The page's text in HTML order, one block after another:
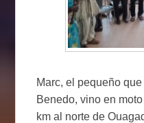
Marc, el pequeño
Benedo, vino en
km al norte de